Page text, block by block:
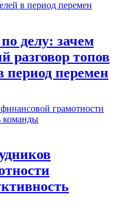
делу: зачем
разговор топов
период перемен